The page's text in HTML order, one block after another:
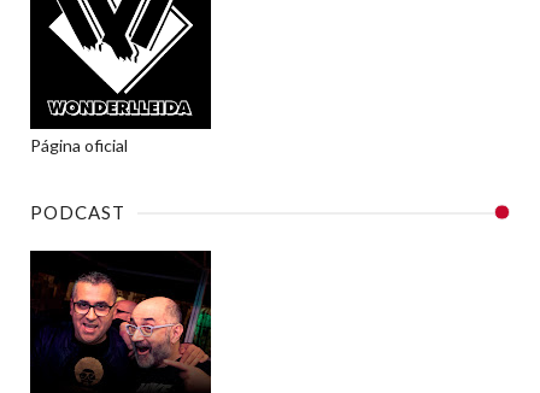
Página oficial
PODCAST